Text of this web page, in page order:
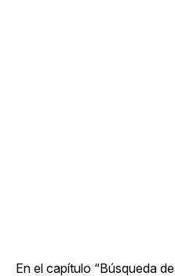
En el capítulo “Búsqueda